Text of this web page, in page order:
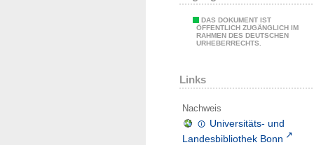
DAS DOKUMENT IST
ÖFFENTLICH ZUGÄNGLICH IM
RAHMEN DES DEUTSCHEN
URHEBERRECHTS.
Links
Nachweis
Universitäts- und
Landesbibliothek Bonn